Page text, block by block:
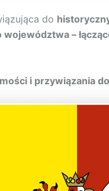
do
–
i przywiązania